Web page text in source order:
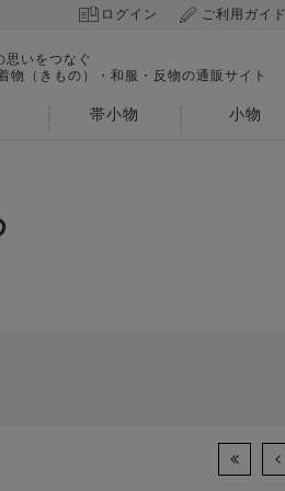
ログイン ご利用ガイド
思いをつなぐ
物（きもの）・和服・反物の通販サイト
帯小物 小物